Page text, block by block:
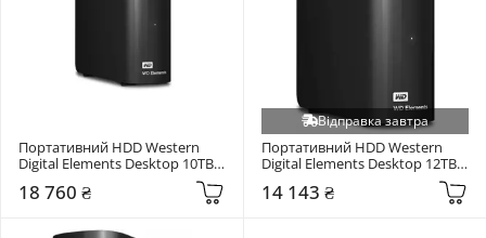
Портативний HDD Western
Digital Elements Desktop 10TB
(WDBWLG0100HBK-EESN)
18 760 ₴
Відправка завтра
Портативний HDD Western
Digital Elements Desktop 12TB
(WDBWLG0120HBK-EESN)
14 143 ₴